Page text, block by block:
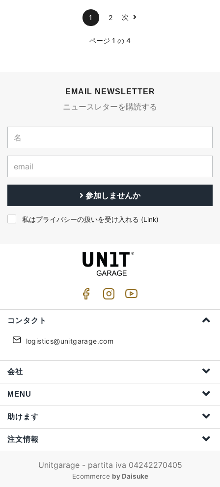
1 2 次
ページ 1 の 4
EMAIL NEWSLETTER
ニュースレターを購読する
参加しませんか
私はプライバシーの扱いを受け入れる (Link)
コンタクト
logistics@unitgarage.com
会社
MENU
助けます
注文情報
Unitgarage - partita iva 04242270405
Ecommerce by Daisuke